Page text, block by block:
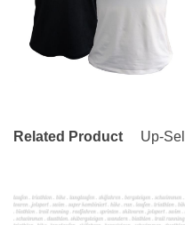
Related Product Up-